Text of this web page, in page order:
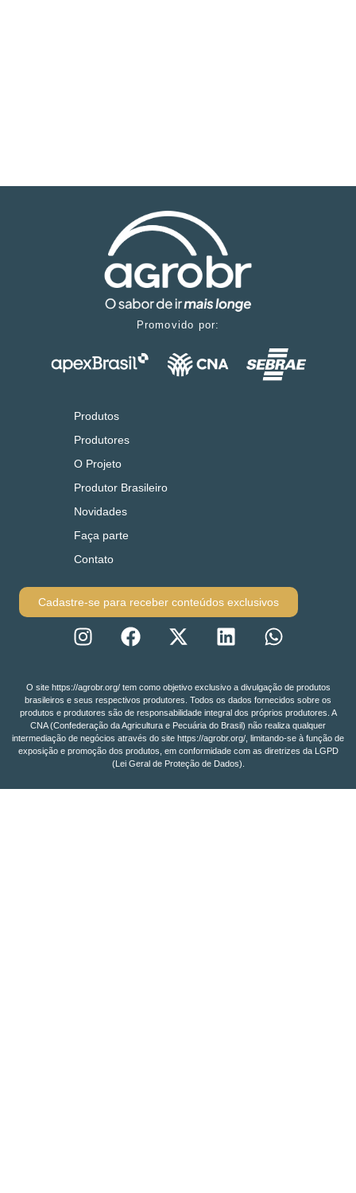
Promovido por:
Produtos
Produtores
O Projeto
Produtor Brasileiro
Novidades
Faça parte
Contato
Cadastre-se para receber conteúdos exclusivos
O site https://agrobr.org/ tem como objetivo exclusivo a divulgação de produtos
brasileiros e seus respectivos produtores. Todos os dados fornecidos sobre os
produtos e produtores são de responsabilidade integral dos próprios produtores. A
CNA (Confederação da Agricultura e Pecuária do Brasil) não realiza qualquer
intermediação de negócios através do site https://agrobr.org/, limitando-se à função de
exposição e promoção dos produtos, em conformidade com as diretrizes da LGPD
(Lei Geral de Proteção de Dados).